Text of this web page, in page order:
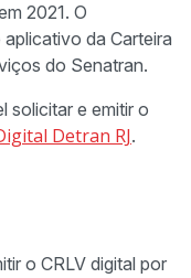
2021. O
da Carteira
do Senatran.
solicitar e emitir o
Detran RJ.
o CRLV digital por